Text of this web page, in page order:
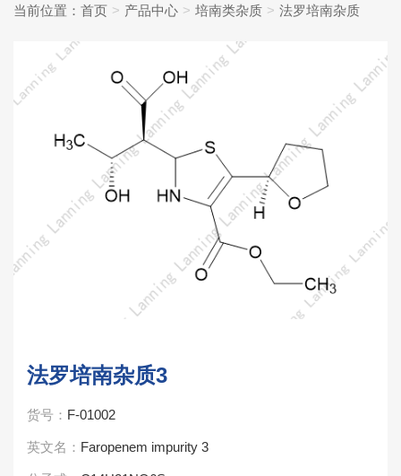
当前位置： 首页 产品中心 培南类杂质 法罗培南杂质
法罗培南杂质3
货号： F-01002
英文名： Faropenem impurity 3